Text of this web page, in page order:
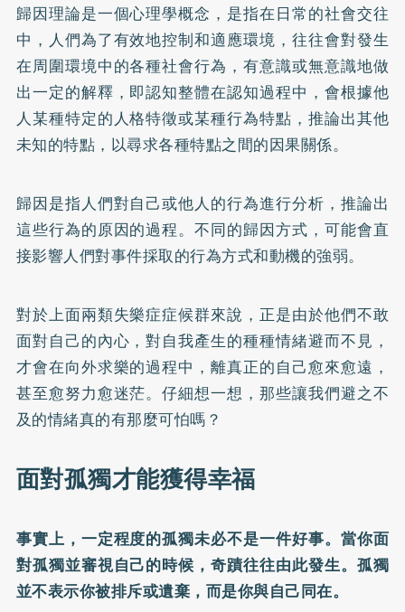
歸因理論是一個心理學概念，是指在日常的社會交往
中，人們為了有效地控制和適應環境，往往會對發生
在周圍環境中的各種社會行為，有意識或無意識地做
出一定的解釋，即認知整體在認知過程中，會根據他
人某種特定的人格特徵或某種行為特點，推論出其他
未知的特點，以尋求各種特點之間的因果關係。
歸因是指人們對自己或他人的行為進行分析，推論出
這些行為的原因的過程。不同的歸因方式，可能會直
接影響人們對事件採取的行為方式和動機的強弱。
對於上面兩類失樂症症候群來說，正是由於他們不敢
面對自己的內心，對自我產生的種種情緒避而不見，
才會在向外求樂的過程中，離真正的自己愈來愈遠，
甚至愈努力愈迷茫。仔細想一想，那些讓我們避之不
及的情緒真的有那麼可怕嗎？
面對孤獨才能獲得幸福
事實上，一定程度的孤獨未必不是一件好事。當你面
對孤獨並審視自己的時候，奇蹟往往由此發生。孤獨
並不表示你被排斥或遺棄，而是你與自己同在。